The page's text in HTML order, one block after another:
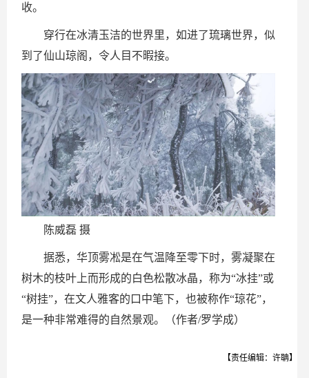
收。
穿行在冰清玉洁的世界里，如进了琉璃世界，似
到了仙山琼阁，令人目不暇接。
陈威磊 摄
据悉，华顶雾凇是在气温降至零下时，雾凝聚在
树木的枝叶上而形成的白色松散冰晶，称为“冰挂”或
“树挂”，在文人雅客的口中笔下，也被称作“琼花”，
是一种非常难得的自然景观。（作者/罗学成）
【责任编辑：许聃】